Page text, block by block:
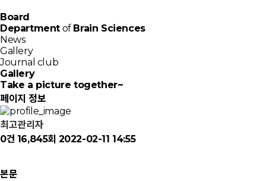
Board
Department of Brain Sciences
News
Gallery
Journal club
Gallery
Take a picture together~
페이지 정보
최고관리자
0건 16,845회 2022-02-11 14:55
본문